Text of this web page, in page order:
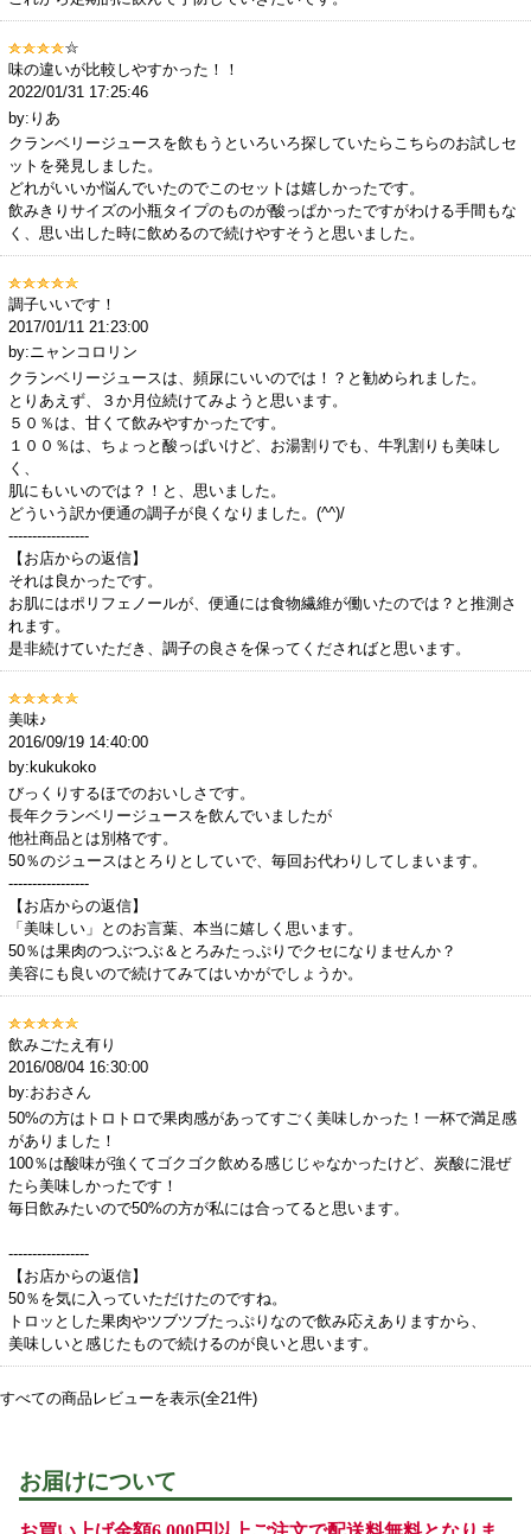
味の違いが比較しやすかった！！
2022/01/31 17:25:46
by:りあ
クランベリージュースを飲もうといろいろ探していたらこちらのお試しセ
ットを発見しました。
どれがいいか悩んでいたのでこのセットは嬉しかったです。
飲みきりサイズの小瓶タイプのものが酸っぱかったですがわける手間もな
く、思い出した時に飲めるので続けやすそうと思いました。
調子いいです！
2017/01/11 21:23:00
by:ニャンコロリン
クランベリージュースは、頻尿にいいのでは！？と勧められました。
とりあえず、３か月位続けてみようと思います。
５０％は、甘くて飲みやすかったです。
１００％は、ちょっと酸っぱいけど、お湯割りでも、牛乳割りも美味し
く、
肌にもいいのでは？！と、思いました。
どういう訳か便通の調子が良くなりました。(^^)/
-----------------
【お店からの返信】
それは良かったです。
お肌にはポリフェノールが、便通には食物繊維が働いたのでは？と推測さ
れます。
是非続けていただき、調子の良さを保ってくださればと思います。
美味♪
2016/09/19 14:40:00
by:kukukoko
びっくりするほでのおいしさです。
長年クランベリージュースを飲んでいましたが
他社商品とは別格です。
50％のジュースはとろりとしていで、毎回お代わりしてしまいます。
-----------------
【お店からの返信】
「美味しい」とのお言葉、本当に嬉しく思います。
50％は果肉のつぶつぶ＆とろみたっぷりでクセになりませんか？
美容にも良いので続けてみてはいかがでしょうか。
飲みごたえ有り
2016/08/04 16:30:00
by:おおさん
50%の方はトロトロで果肉感があってすごく美味しかった！一杯で満足感
がありました！
100％は酸味が強くてゴクゴク飲める感じじゃなかったけど、炭酸に混ぜ
たら美味しかったです！
毎日飲みたいので50%の方が私には合ってると思います。
-----------------
【お店からの返信】
50％を気に入っていただけたのですね。
トロッとした果肉やツブツブたっぷりなので飲み応えありますから、
美味しいと感じたもので続けるのが良いと思います。
すべての商品レビューを表示(全21件)